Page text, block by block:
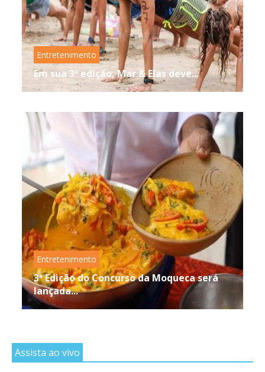
Entretenimento
Em sua 3ª edição, Mar & Elas deve...
Entretenimento
3ª Edição do Concurso da Moqueca será
lançada...
Assista ao vivo